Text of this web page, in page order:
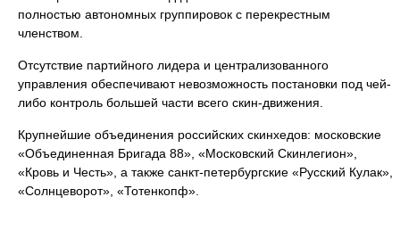
полностью автономных группировок с перекрестным
членством.
Отсутствие партийного лидера и централизованного
управления обеспечивают невозможность постановки под чей-
либо контроль большей части всего скин-движения.
Крупнейшие объединения российских скинхедов: московские
«Объединенная Бригада 88», «Московский Скинлегион»,
«Кровь и Честь», а также санкт-петербургские «Русский Кулак»,
«Солнцеворот», «Тотенкопф».